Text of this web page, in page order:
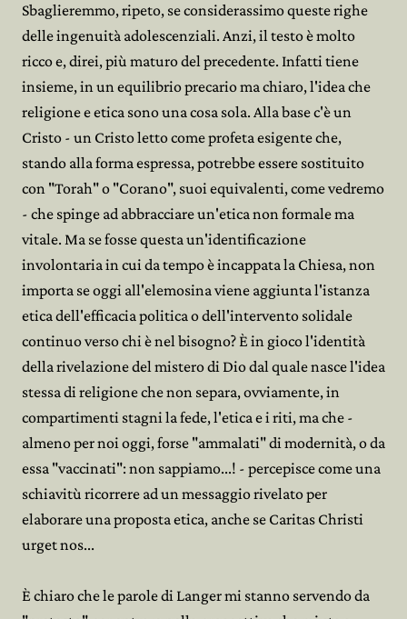
Sbaglieremmo, ripeto, se considerassimo queste righe
delle ingenuità adolescenziali. Anzi, il testo è molto
ricco e, direi, più maturo del precedente. Infatti tiene
insieme, in un equilibrio precario ma chiaro, l'idea che
religione e etica sono una cosa sola. Alla base c'è un
Cristo - un Cristo letto come profeta esigente che,
stando alla forma espressa, potrebbe essere sostituito
con "Torah" o "Corano", suoi equivalenti, come vedremo
- che spinge ad abbracciare un'etica non formale ma
vitale. Ma se fosse questa un'identificazione
involontaria in cui da tempo è incappata la Chiesa, non
importa se oggi all'elemosina viene aggiunta l'istanza
etica dell'efficacia politica o dell'intervento solidale
continuo verso chi è nel bisogno? È in gioco l'identità
della rivelazione del mistero di Dio dal quale nasce l'idea
stessa di religione che non separa, ovviamente, in
compartimenti stagni la fede, l'etica e i riti, ma che -
almeno per noi oggi, forse "ammalati" di modernità, o da
essa "vaccinati": non sappiamo...! - percepisce come una
schiavitù ricorrere ad un messaggio rivelato per
elaborare una proposta etica, anche se Caritas Christi
urget nos...
È chiaro che le parole di Langer mi stanno servendo da